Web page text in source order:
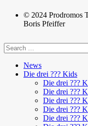
© 2024 Prodromos
Boris Pfeiffer
News
Die drei ??? Kids
Die drei ???
Die drei ???
Die drei ???
Die drei ???
Die drei ???